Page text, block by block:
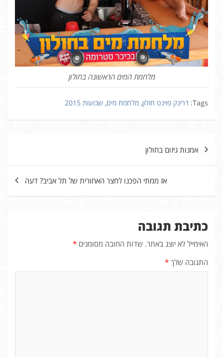
מלחמת המים הראשונה בחולון
Tags: דרינק פוינט חולון, מלחמת מים, שבועות 2015
ניווטאמנות גיזום בחולון
אז ממתי הפכנו לחצר האחורית של תל אביב? דעה
כתיבת תגובה
האימייל לא יוצג באתר. שדות החובה מסומנים *
התגובה שלך *